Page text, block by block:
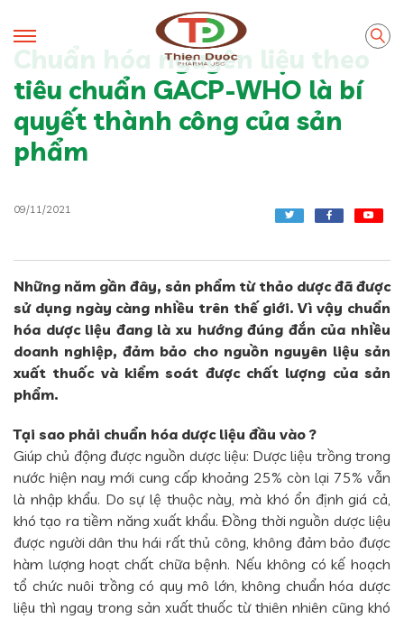
Chuẩn hóa nguyên liệu theo
tiêu chuẩn GACP-WHO là bí
quyết thành công của sản
phẩm
09/11/2021
Những năm gần đây, sản phẩm từ thảo dược đã được
sử dụng ngày càng nhiều trên thế giới. Vì vậy chuẩn
hóa dược liệu đang là xu hướng đúng đắn của nhiều
doanh nghiệp, đảm bảo cho nguồn nguyên liệu sản
xuất thuốc và kiểm soát được chất lượng của sản
phẩm.
Tại sao phải chuẩn hóa dược liệu đầu vào ?
Giúp chủ động được nguồn dược liệu: Dược liệu trồng trong
nước hiện nay mới cung cấp khoảng 25% còn lại 75% vẫn
là nhập khẩu. Do sự lệ thuộc này, mà khó ổn định giá cả,
khó tạo ra tiềm năng xuất khẩu. Đồng thời nguồn dược liệu
được người dân thu hái rất thủ công, không đảm bảo được
hàm lượng hoạt chất chữa bệnh. Nếu không có kế hoạch
tổ chức nuôi trồng có quy mô lớn, không chuẩn hóa dược
liệu thì ngay trong sản xuất thuốc từ thiên nhiên cũng khó